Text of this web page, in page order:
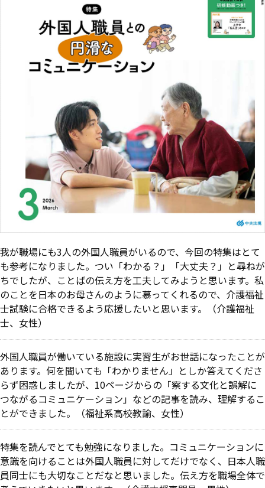
我が職場にも3人の外国人職員がいるので、今回の特集はとて
も参考になりました。つい「わかる？」「大丈夫？」と尋ねが
ちでしたが、ことばの伝え方を工夫してみようと思います。私
のことを日本のお母さんのように慕ってくれるので、介護福祉
士試験に合格できるよう応援したいと思います。（介護福祉
士、女性）
外国人職員が働いている施設に実習生がお世話になったことが
あります。何を聞いても「わかりません」としか答えてくださ
らず困惑しましたが、10ページからの「察する文化と誤解に
つながるコミュニケーション」などの記事を読み、理解するこ
とができました。（福祉系高校教諭、女性）
特集を読んでとても勉強になりました。コミュニケーションに
意識を向けることは外国人職員に対してだけでなく、日本人職
員同士にも大切なことだなと思いました。伝え方を職場全体で